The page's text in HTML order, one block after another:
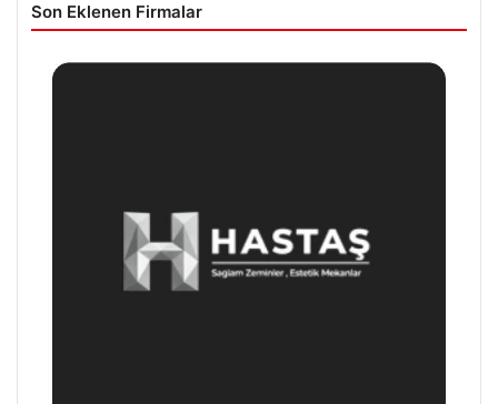
Son Eklenen Firmalar